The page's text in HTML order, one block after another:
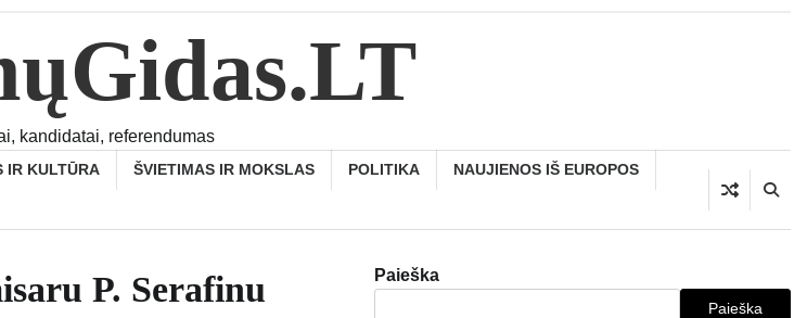
kandidatai, referendumas
IR KULTŪRA ŠVIETIMAS IR MOKSLAS POLITIKA NAUJIENOS IŠ EUROPOS
P. Serafinu
Paieška
Paieška